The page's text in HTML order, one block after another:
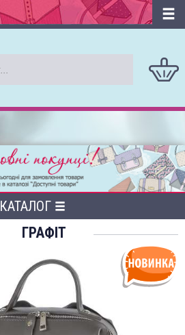
КАТАЛОГ
ГРАФІТ